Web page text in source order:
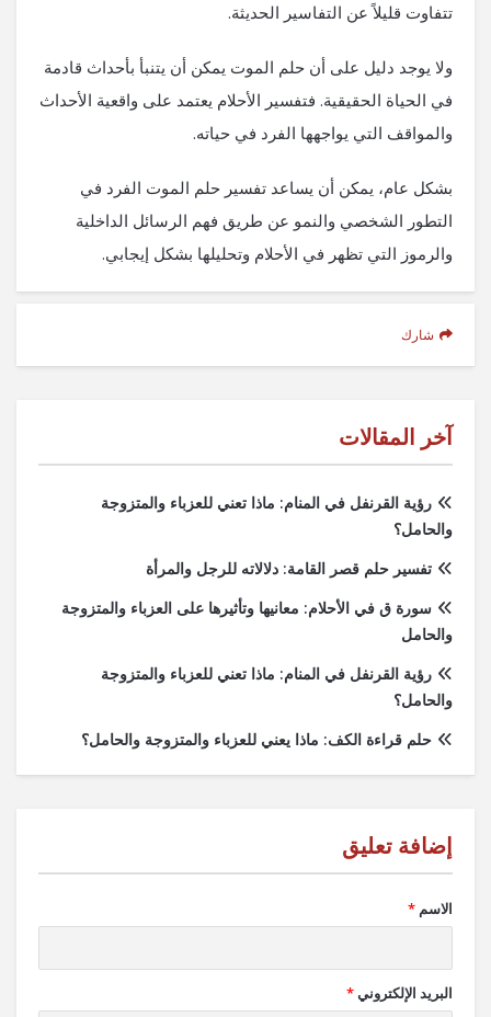
تتفاوت قليلاً عن التفاسير الحديثة.
ولا يوجد دليل على أن حلم الموت يمكن أن يتنبأ بأحداث قادمة
في الحياة الحقيقية. فتفسير الأحلام يعتمد على واقعية الأحداث
والمواقف التي يواجهها الفرد في حياته.
بشكل عام، يمكن أن يساعد تفسير حلم الموت الفرد في
التطور الشخصي والنمو عن طريق فهم الرسائل الداخلية
والرموز التي تظهر في الأحلام وتحليلها بشكل إيجابي.
شارك
آخر المقالات
رؤية القرنفل في المنام: ماذا تعني للعزباء والمتزوجة
والحامل؟
تفسير حلم قصر القامة: دلالاته للرجل والمرأة
سورة ق في الأحلام: معانيها وتأثيرها على العزباء والمتزوجة
والحامل
رؤية القرنفل في المنام: ماذا تعني للعزباء والمتزوجة
والحامل؟
حلم قراءة الكف: ماذا يعني للعزباء والمتزوجة والحامل؟
الاسم *
البريد الإلكتروني*